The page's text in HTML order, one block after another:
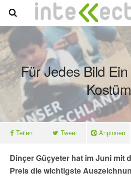
Für Jedes Bild
Kostüm
Teilen Tweet Anpinnen
Dinçer Güçyeter hat im Juni mit
Preis die wichtigste